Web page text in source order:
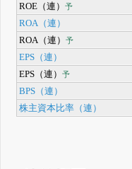
ROE（連）予
ROA（連）
ROA（連）予
EPS（連）
EPS（連）予
BPS（連）
株主資本比率（連）